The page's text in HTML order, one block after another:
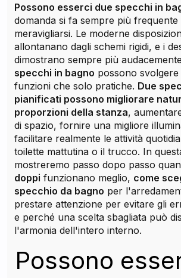
Possono esserci due specchi in
domanda si fa sempre più
meravigliarsi. Le moderne
allontanano dagli schemi rigidi, e i
dimostrano sempre più
specchi in bagno possono
funzioni che solo pratiche. Due
pianificati possono migliorare
proporzioni della stanza,
di spazio, fornire una migliore
facilitare realmente le attività
toilette mattutina o il trucco. In
mostreremo passo dopo passo
doppi funzionano meglio, come
specchio da bagno per
prestare attenzione per evitare gli
e perché una scelta sbagliata può
l'armonia dell'intero interno.
Possono